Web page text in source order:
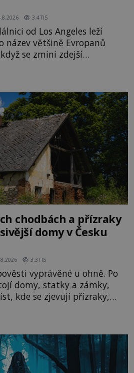
3.4TIS
od Los Angeles leží
název většině Evropanů
se zmíní zdejší
na
sadu pomerančovníků.
lidí ročně. A ač je
někteří z
chodbách a přízraky
domy v Česku
3.3TIS
vyprávěné u ohně. Po
domy, statky a zámky,
kde se zjevují přízraky,
zvuky nebo se dějí podivné
podobná svědectví po
tato opakující se svědectví